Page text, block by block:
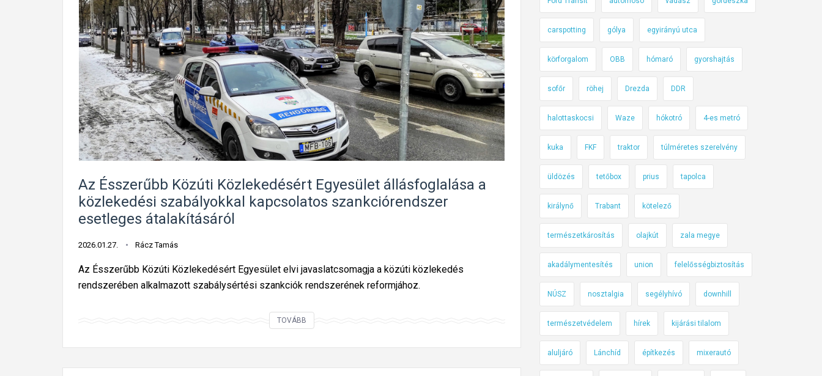
Az Ésszerűbb Közúti Közlekedésért Egyesület állásfoglalása a
közlekedési szabályokkal kapcsolatos szankciórendszer
esetleges átalakításáról
2026.01.27. Rácz Tamás
Az Ésszerűbb Közúti Közlekedésért Egyesület elvi javaslatcsomagja a közúti közlekedés
rendszerében alkalmazott szabálysértési szankciók rendszerének reformjához.
TOVÁBB
É
s
carspotting gólya egyirányú utca
körforgalom OBB hómaró gyorshajtás
sofőr röhej Drezda DDR
halottaskocsi Waze hókotró 4-es metró
kuka FKF traktor túlméretes szerelvény
üldözés tetőbox prius tapolca
királynő Trabant kötelező
természetkárosítás olajkút zala megye
akadálymentesítés union felelősségbiztosítás
NÚSZ nosztalgia segélyhívó downhill
természetvédelem hírek kijárási tilalom
aluljáró Lánchíd építkezés mixerautó